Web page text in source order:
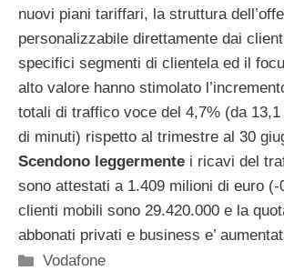
nuovi piani tariffari, la struttura
personalizzabile direttamente dai
specifici segmenti di clientela ed il
alto valore hanno stimolato
totali di traffico voce del 4,7% (da
di minuti) rispetto al trimestre al 30
Scendono leggermente i ricavi del
sono attestati a 1.409 milioni di euro (-
clienti mobili sono 29.420.000 e la
abbonati privati e business e’
Categorie
Vodafone